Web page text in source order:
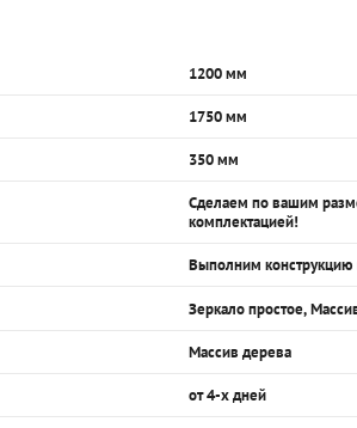
1200 мм
1750 мм
350 мм
Сделаем по вашим
комплектацией!
Выполним
Зеркало простое,
Массив дерева
от 4-х дней